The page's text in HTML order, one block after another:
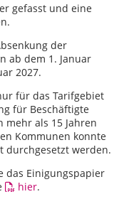
gefasst und eine
der
ab dem 1. Januar
2027.
für das Tarifgebiet
für Beschäftigte
mehr als 15 Jahren
Kommunen konnte
durchgesetzt werden.
das Einigungspapier
hier.